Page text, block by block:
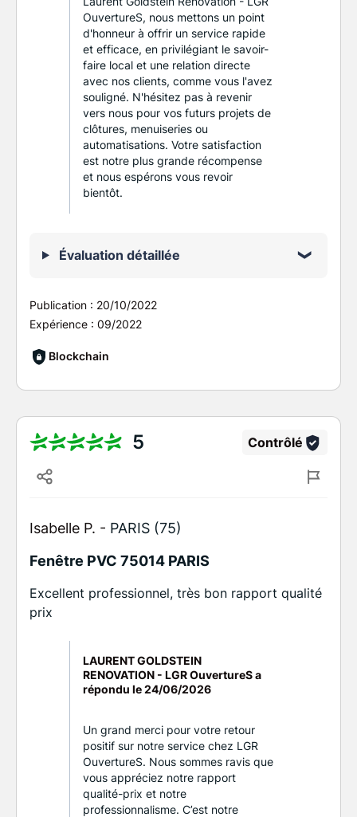
OuvertureS, nous mettons un point
d'honneur à offrir un service rapide
et efficace, en privilégiant le savoir-
faire local et une relation directe
avec nos clients, comme vous l'avez
souligné. N'hésitez pas à revenir
vers nous pour vos futurs projets de
clôtures, menuiseries ou
automatisations. Votre satisfaction
est notre plus grande récompense
et nous espérons vous revoir
bientôt.
Évaluation détaillée
Publication : 20/10/2022
Expérience : 09/2022
Blockchain
5 Contrôlé
Isabelle P. - PARIS (75)
Fenêtre PVC 75014 PARIS
Excellent professionnel, très bon rapport qualité
prix
LAURENT GOLDSTEIN
RENOVATION - LGR OuvertureS a
répondu le24/06/2026
Un grand merci pour votre retour
positif sur notre service chez LGR
OuvertureS. Nous sommes ravis que
vous appréciez notre rapport
qualité-prix et notre
professionnalisme. C’est notre